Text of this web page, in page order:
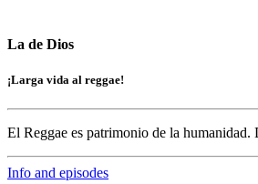
La de Dios
¡Larga vida al reggae!
El Reggae es patrimonio de la humanidad.
Info and episodes